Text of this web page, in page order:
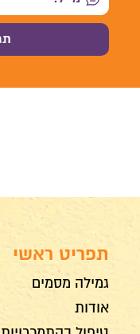
תפריט ראשי
גמילה מסמים
אודות